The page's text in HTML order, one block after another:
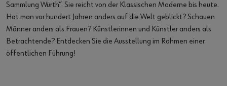
Sammlung Würth“. Sie reicht von der Klassischen Moderne bis heute.
Hat man vor hundert Jahren anders auf die Welt geblickt? Schauen
Männer anders als Frauen? Künstlerinnen und Künstler anders als
Betrachtende? Entdecken Sie die Ausstellung im Rahmen einer
öffentlichen Führung!